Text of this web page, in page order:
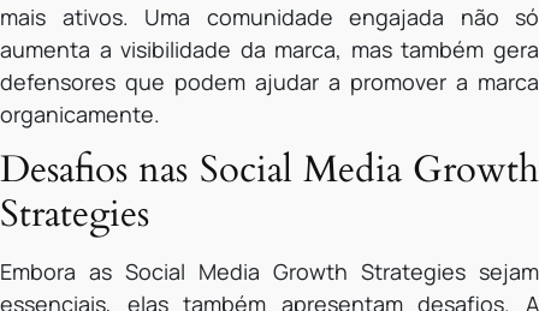
mais ativos. Uma comunidade engajada não só
aumenta a visibilidade da marca, mas também gera
defensores que podem ajudar a promover a marca
organicamente.
Desafios nas Social Media Growth
Strategies
Embora as Social Media Growth Strategies sejam
essenciais, elas também apresentam desafios. A